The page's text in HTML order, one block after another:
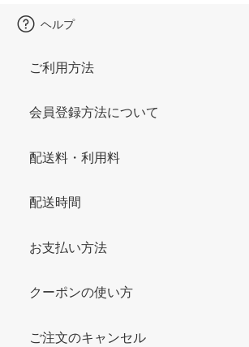
ヘルプ
ご利用方法
会員登録方法について
配送料・利用料
配送時間
お支払い方法
クーポンの使い方
ご注文のキャンセル